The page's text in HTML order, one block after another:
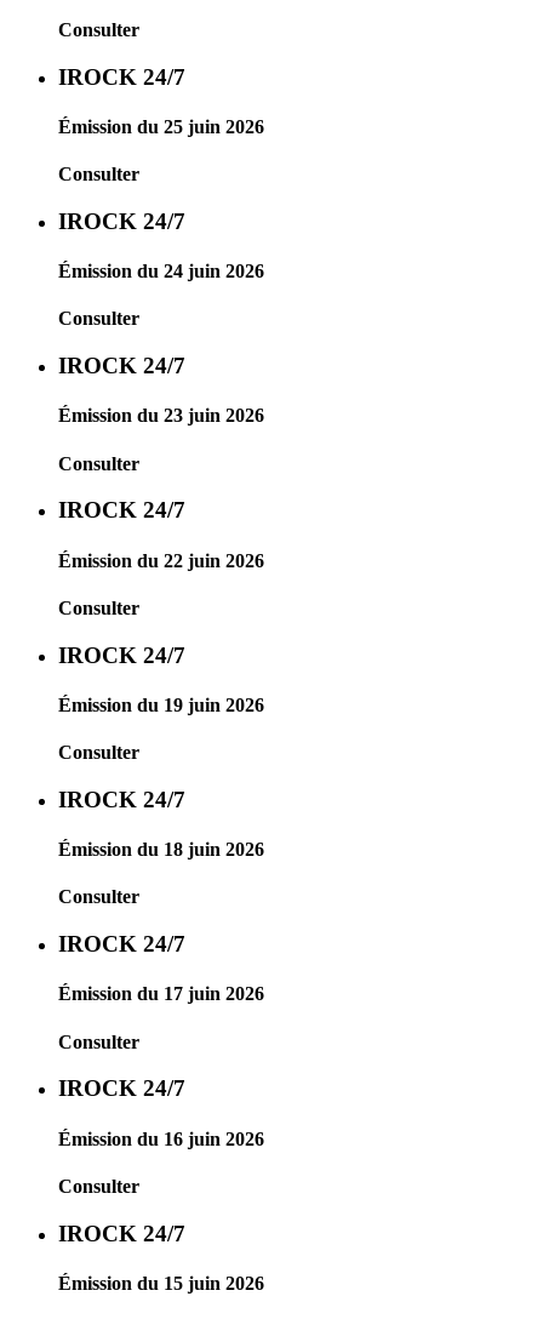
Consulter
IROCK 24/7
Émission du 25 juin 2026
Consulter
IROCK 24/7
Émission du 24 juin 2026
Consulter
IROCK 24/7
Émission du 23 juin 2026
Consulter
IROCK 24/7
Émission du 22 juin 2026
Consulter
IROCK 24/7
Émission du 19 juin 2026
Consulter
IROCK 24/7
Émission du 18 juin 2026
Consulter
IROCK 24/7
Émission du 17 juin 2026
Consulter
IROCK 24/7
Émission du 16 juin 2026
Consulter
IROCK 24/7
Émission du 15 juin 2026